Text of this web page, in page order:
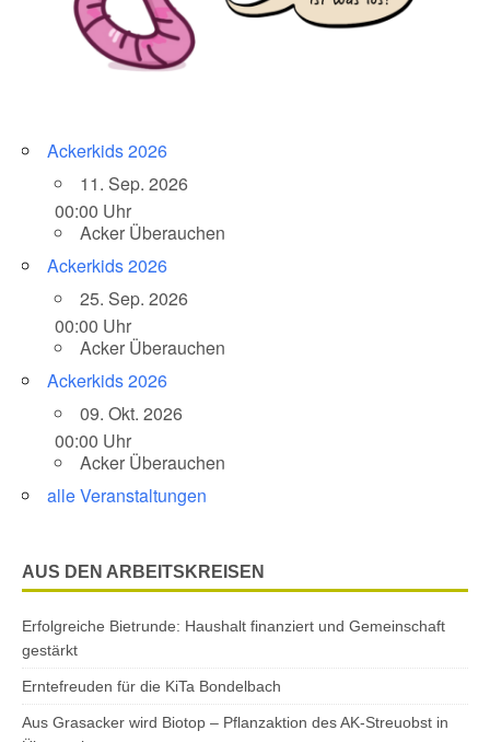
Ackerkids 2026
11. Sep. 2026
00:00 Uhr
Acker Überauchen
Ackerkids 2026
25. Sep. 2026
00:00 Uhr
Acker Überauchen
Ackerkids 2026
09. Okt. 2026
00:00 Uhr
Acker Überauchen
alle Veranstaltungen
AUS DEN ARBEITSKREISEN
Erfolgreiche Bietrunde: Haushalt finanziert und Gemeinschaft
gestärkt
Erntefreuden für die KiTa Bondelbach
Aus Grasacker wird Biotop – Pflanzaktion des AK-Streuobst in